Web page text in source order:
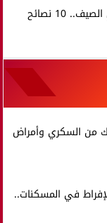
احذر التهابات الجلد في الصيف.. 10 نصائح
من السكري وأمراض
في المسكنات..